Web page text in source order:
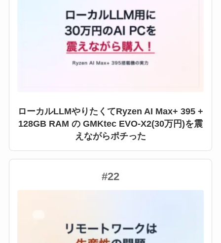
ローカルLLMやりたくてRyzen AI Max+ 395 +
128GB RAM の GMKtec EVO-X2(30万円)を震
えながらポチった
#22